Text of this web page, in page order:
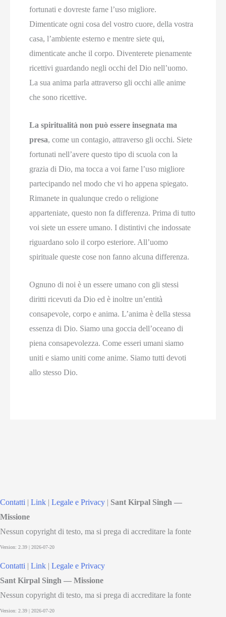
fortunati e dovreste farne l’uso migliore.
Dimenticate ogni cosa del vostro cuore, della vostra
casa, l’ambiente esterno e mentre siete qui,
dimenticate anche il corpo. Diventerete pienamente
ricettivi guardando negli occhi del Dio nell’uomo.
La sua anima parla attraverso gli occhi alle anime
che sono ricettive.
La spiritualità non può essere insegnata ma
presa, come un contagio, attraverso gli occhi. Siete
fortunati nell’avere questo tipo di scuola con la
grazia di Dio, ma tocca a voi farne l’uso migliore
partecipando nel modo che vi ho appena spiegato.
Rimanete in qualunque credo o religione
apparteniate, questo non fa differenza. Prima di tutto
voi siete un essere umano. I distintivi che indossate
riguardano solo il corpo esteriore. All’uomo
spirituale queste cose non fanno alcuna differenza.
Ognuno di noi è un essere umano con gli stessi
diritti ricevuti da Dio ed è inoltre un’entità
consapevole, corpo e anima. L’anima è della stessa
essenza di Dio. Siamo una goccia dell’oceano di
piena consapevolezza. Come esseri umani siamo
uniti e siamo uniti come anime. Siamo tutti devoti
allo stesso Dio.
Contatti | Link | Legale e Privacy | Sant Kirpal Singh —
Missione
Nessun copyright di testo, ma si prega di accreditare la fonte
Contatti | Link | Legale e Privacy
Sant Kirpal Singh — Missione
Nessun copyright di testo, ma si prega di accreditare la fonte